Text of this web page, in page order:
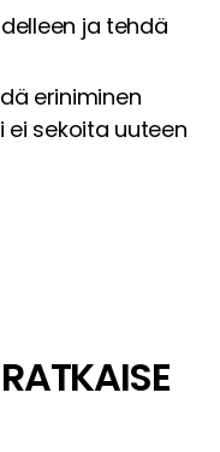
ja tehdä
eriniminen
ei sekoita uuteen